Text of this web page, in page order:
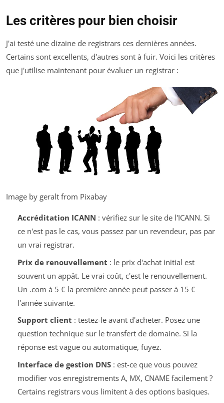
Les critères pour bien choisir
J'ai testé une dizaine de registrars ces dernières années.
Certains sont excellents, d'autres sont à fuir. Voici les critères
que j'utilise maintenant pour évaluer un registrar :
Image by geralt from Pixabay
Accréditation ICANN : vérifiez sur le site de l'ICANN. Si
ce n'est pas le cas, vous passez par un revendeur, pas par
un vrai registrar.
Prix de renouvellement : le prix d'achat initial est
souvent un appât. Le vrai coût, c'est le renouvellement.
Un .com à 5 € la première année peut passer à 15 €
l'année suivante.
Support client : testez-le avant d'acheter. Posez une
question technique sur le transfert de domaine. Si la
réponse est vague ou automatique, fuyez.
Interface de gestion DNS: est-ce que vous pouvez
modifier vos enregistrements A, MX, CNAME facilement ?
Certains registrars vous limitent à des options basiques.